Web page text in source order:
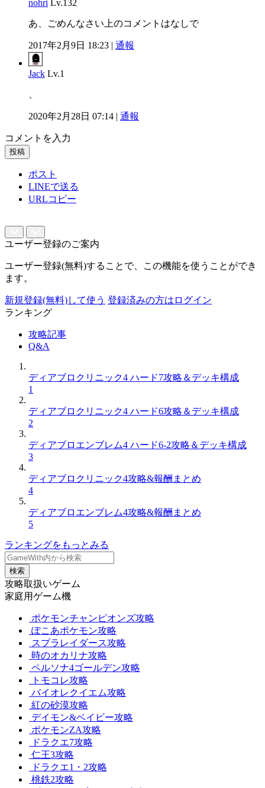
nohri Lv.132
あ、ごめんなさい上のコメントはなしで
2017年2月9日 18:23 | 通報
Jack Lv.1
2020年2月28日 07:14 | 通報
コメントを入力
投稿
ポスト
LINEで送る
URLコピー
ユーザー登録のご案内
ユーザー登録(無料)することで、この機能を使うことができ
ます。
新規登録(無料)して使う 登録済みの方はログイン
ランキング
攻略記事
Q&A
ディアブロクリニック4 ハード7攻略＆デッキ構成
1
ディアブロクリニック4 ハード6攻略＆デッキ構成
2
ディアブロエンブレム4 ハード6-2攻略＆デッキ構成
3
ディアブロクリニック4攻略&報酬まとめ
4
ディアブロエンブレム4攻略&報酬まとめ
5
ランキングをもっとみる
検索
攻略取扱いゲーム
家庭用ゲーム機
ポケモンチャンピオンズ攻略
ぽこあポケモン攻略
スプラレイダース攻略
時のオカリナ攻略
ペルソナ4ゴールデン攻略
トモコレ攻略
バイオレクイエム攻略
紅の砂漠攻略
デイモン&ベイビー攻略
ポケモンZA攻略
ドラクエ7攻略
仁王3攻略
ドラクエ1・2攻略
桃鉄2攻略